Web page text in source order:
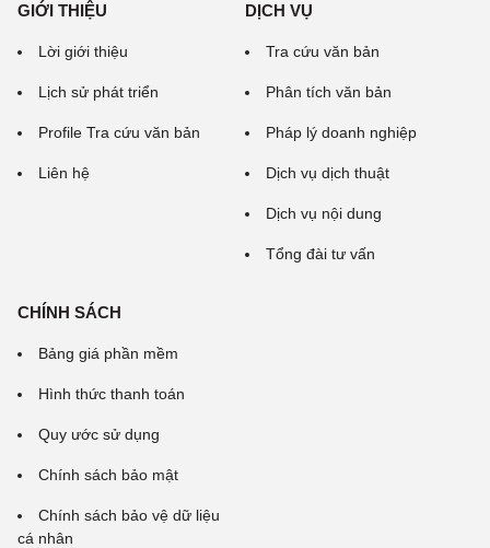
GIỚI THIỆU
Lời giới thiệu
Lịch sử phát triển
Profile Tra cứu văn bản
Liên hệ
DỊCH VỤ
Tra cứu văn bản
Phân tích văn bản
Pháp lý doanh nghiệp
Dịch vụ dịch thuật
Dịch vụ nội dung
Tổng đài tư vấn
CHÍNH SÁCH
Bảng giá phần mềm
Hình thức thanh toán
Quy ước sử dụng
Chính sách bảo mật
Chính sách bảo vệ dữ liệu
cá nhân